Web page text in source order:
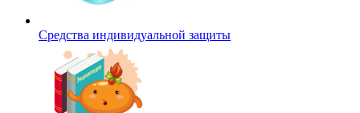
Средства индивидуальной защиты